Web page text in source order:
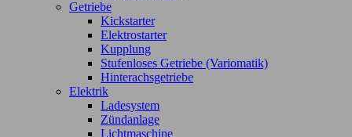
Getriebe
Kickstarter
Elektrostarter
Kupplung
Stufenloses Getriebe (Variomatik)
Hinterachsgetriebe
Elektrik
Ladesystem
Zündanlage
Lichtmaschine